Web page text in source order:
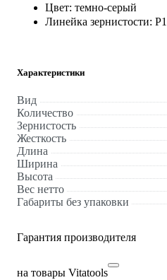
Цвет: темно-серый
Линейка зернистости:
Характеристики
Вид
Количество
Зернистость
Жесткость
Длина
Ширина
Высота
Вес нетто
Габариты без упаковки
Гарантия производителя
на товары Vitatools